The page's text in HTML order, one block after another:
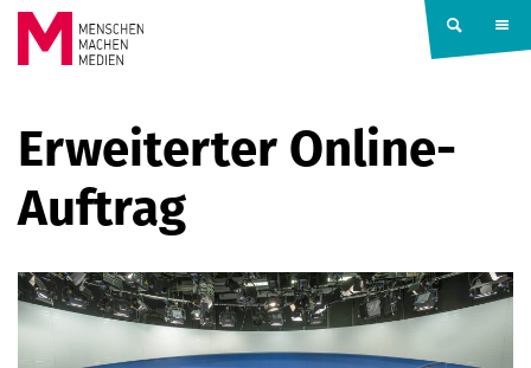
Springe zum Inhalt
MACHEN
MEDIEN
Erweiterter Online-
Auftrag